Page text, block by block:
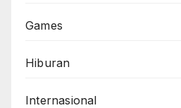
Games
Hiburan
Internasional